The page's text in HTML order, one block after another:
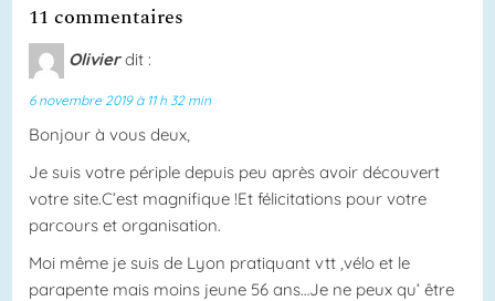
11 commentaires
Olivier dit :
6 novembre 2019 à 11 h 32 min
Bonjour à vous deux,
Je suis votre périple depuis peu après avoir découvert
votre site.C’est magnifique !Et félicitations pour votre
parcours et organisation.
Moi même je suis de Lyon pratiquant vtt ,vélo et le
parapente mais moins jeune 56 ans…Je ne peux qu’ être